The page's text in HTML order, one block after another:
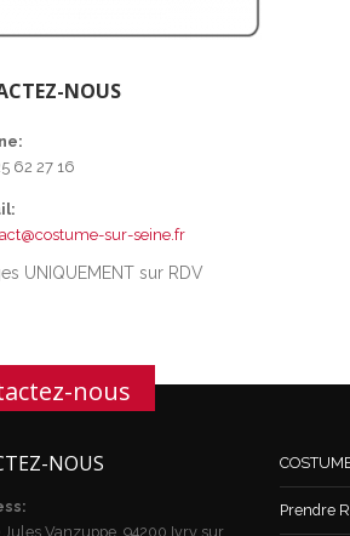
NOUS
62 27 16
sur-seine.fr
UNIQUEMENT sur RDV
nous
NOUS
Jules Vanzuppe, 94200 Ivry sur
Prendre